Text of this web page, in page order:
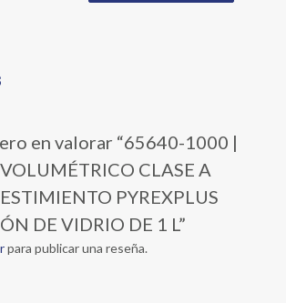
en valorar “65640-1000 |
CLASE A
PYREXPLUS
DE VIDRIO DE 1 L”
para publicar una reseña.